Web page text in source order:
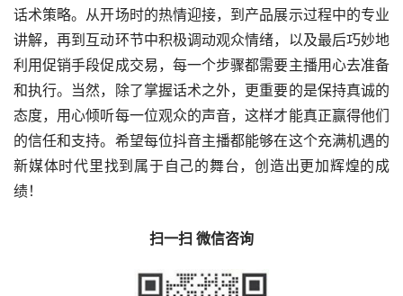
话术策略。从开场时的热情迎接，到产品展示过程中的专业
讲解，再到互动环节中积极调动观众情绪，以及最后巧妙地
利用促销手段促成交易，每一个步骤都需要主播用心去准备
和执行。当然，除了掌握话术之外，更重要的是保持真诚的
态度，用心倾听每一位观众的声音，这样才能真正赢得他们
的信任和支持。希望每位抖音主播都能够在这个充满机遇的
新媒体时代里找到属于自己的舞台，创造出更加辉煌的成
绩！
扫一扫 微信咨询